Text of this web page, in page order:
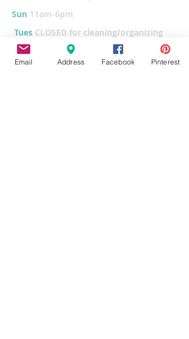
Sun 11am-6pm
Tues CLOSED for cleaning/organizing
Email Address Facebook Pinterest